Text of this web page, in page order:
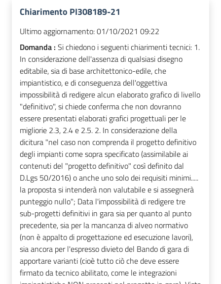
Chiarimento PI308189-21
Ultimo aggiornamento:01/10/2021 09:22
Domanda : Si chiedono i seguenti chiarimenti tecnici: 1.
In considerazione dell'assenza di qualsiasi disegno
editabile, sia di base architettonico-edile, che
impiantistico, e di conseguenza dell'oggettiva
impossibilità di redigere alcun elaborato grafico di livello
"definitivo", si chiede conferma che non dovranno
essere presentati elaborati grafici progettuali per le
migliorie 2.3, 2.4 e 2.5. 2. In considerazione della
dicitura "nel caso non comprenda il progetto definitivo
degli impianti come sopra specificato (assimilabile ai
contenuti del "progetto definitivo" così definito dal
D.Lgs 50/2016) o anche uno solo dei requisiti minimi.....
la proposta si intenderà non valutabile e si assegnerà
punteggio nullo"; Data l'impossibilità di redigere tre
sub-progetti definitivi in gara sia per quanto al punto
precedente, sia per la mancanza di alveo normativo
(non è appalto di progettazione ed esecuzione lavori),
sia ancora per l'espresso divieto del Bando di gara di
apportare varianti (cioè tutto ciò che deve essere
firmato da tecnico abilitato, come le integrazioni